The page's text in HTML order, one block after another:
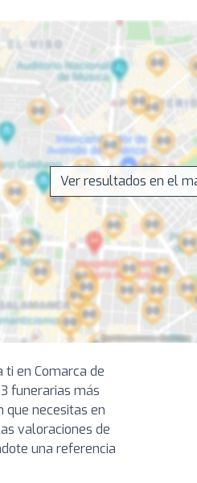
Ver resultados en el
en Comarca de
funerarias más
necesitas en
valoraciones de
una referencia